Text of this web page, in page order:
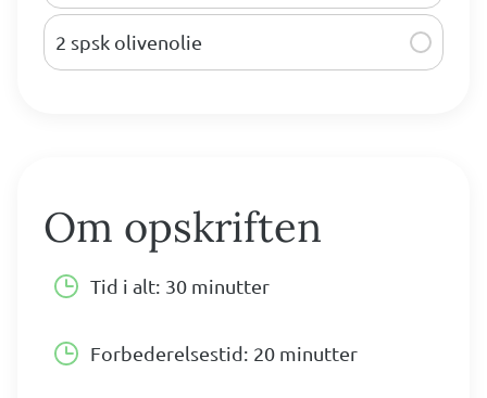
2 spsk olivenolie
Om opskriften
Tid i alt: 30 minutter
Forbederelsestid: 20 minutter